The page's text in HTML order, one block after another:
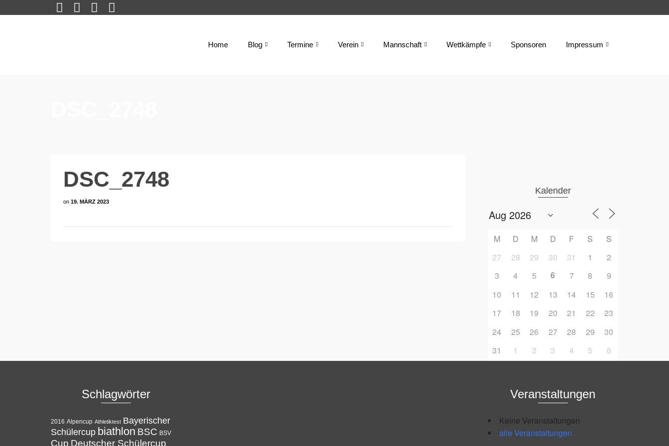
Home Blog Termine Verein Mannschaft Wettkämpfe Sponsoren Impressum
DSC_2748
on 19. MÄRZ 2023
Kalender
M D M D F S
S
27
28 29 30 31 1
2
3
4 5 6 7 8
9
10
11 12 13 14 15
16
17
18 19 20 21 22
23
24
25 26 27 28 29
30
31
1 2 3 4 5 6
Schlagwörter
2016 Alpencup Athletiktest Bayerischer
Schülercup biathlon BSC BSV
Cup Deutscher Schülercup
Veranstaltungen
Keine Veranstaltungen
alle Veranstaltungen